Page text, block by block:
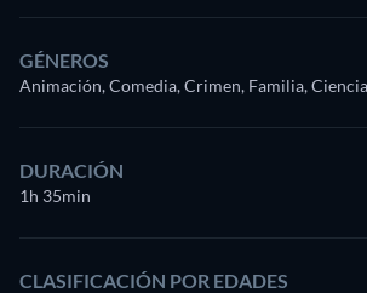
GÉNEROS
Animación, Comedia, Crimen, Familia,
DURACIÓN
1h 35min
CLASIFICACIÓN POR EDADES